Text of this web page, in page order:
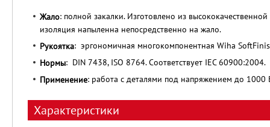
Жало: полной закалки. Изготовлено из
изоляция напыленна непосредственно на жало.
Рукоятка: эргономичная многокомпонентная Wiha
Нормы: DIN 7438, ISO 8764. Соответствует IEC 60900:2004.
Применение: работа с деталями под напряжением до 1000
Характеристики